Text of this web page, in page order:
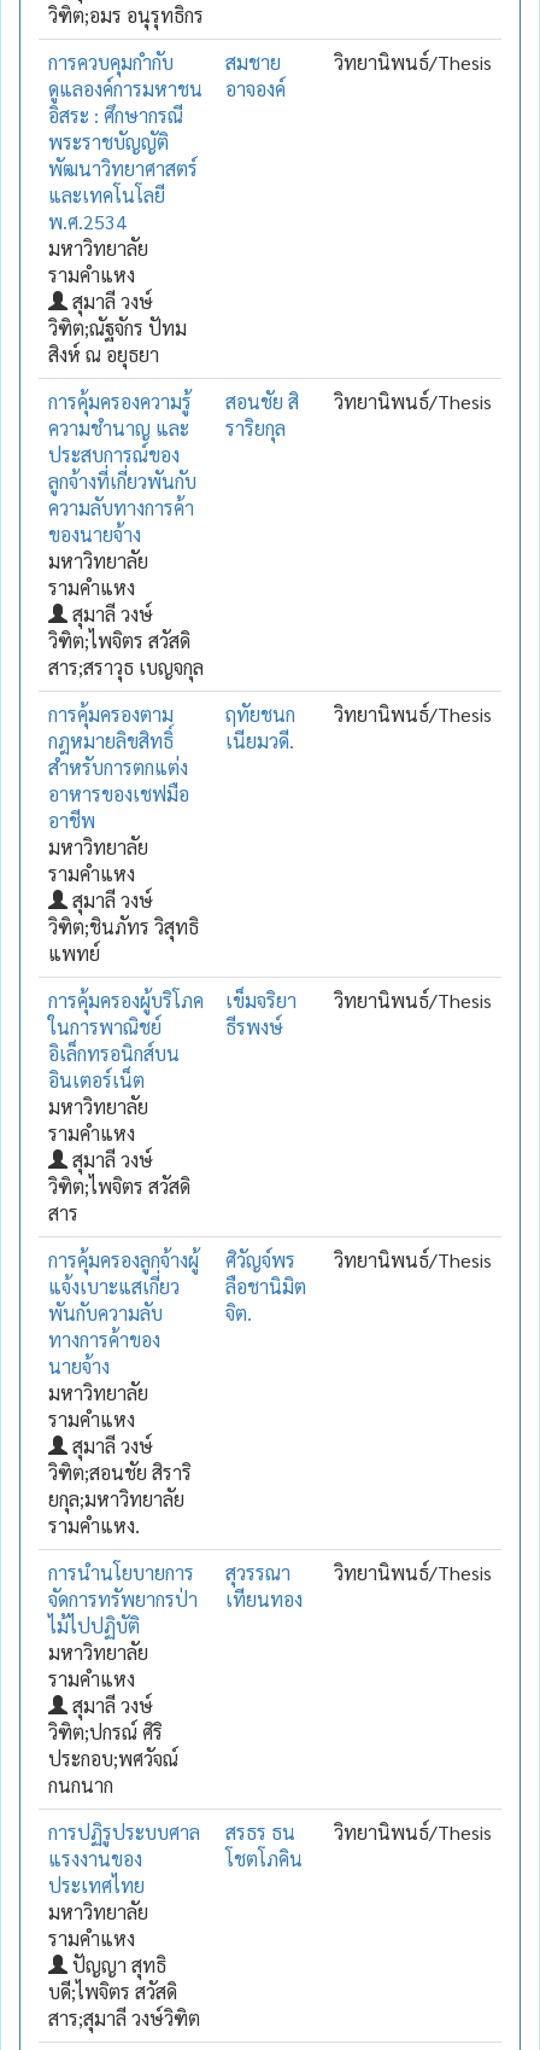
วิฑิต;อมร อนุรุทธิกร
การควบคุมกำกับ
ดูแลองค์การมหาชน
อิสระ : ศึกษากรณี
พระราชบัญญัติ
พัฒนาวิทยาศาสตร์
และเทคโนโลยี
พ.ศ.2534
มหาวิทยาลัย
รามคำแหง
สุมาลี วงษ์
วิฑิต;ณัฐจักร ปัทม
สิงห์ ณ อยุธยา
สมชาย
อาจองค์
วิทยานิพนธ์/Thesis
การคุ้มครองความรู้
ความชำนาญ และ
ประสบการณ์ของ
ลูกจ้างที่เกี่ยวพันกับ
ความลับทางการค้า
ของนายจ้าง
มหาวิทยาลัย
รามคำแหง
สุมาลี วงษ์
วิฑิต;ไพจิตร สวัสดิ
สาร;สราวุธ เบญจกุล
สอนชัย สิ
ราริยกุล
วิทยานิพนธ์/Thesis
การคุ้มครองตาม
กฎหมายลิขสิทธิ์
สำหรับการตกแต่ง
อาหารของเชฟมือ
อาชีพ
มหาวิทยาลัย
รามคำแหง
สุมาลี วงษ์
วิฑิต;ชินภัทร วิสุทธิ
แพทย์
ฤทัยชนก
เนียมวดี.
วิทยานิพนธ์/Thesis
การคุ้มครองผู้บริโภค
ในการพาณิชย์
อิเล็กทรอนิกส์บน
อินเตอร์เน็ต
มหาวิทยาลัย
รามคำแหง
สุมาลี วงษ์
วิฑิต;ไพจิตร สวัสดิ
สาร
เข็มจริยา
ธีรพงษ์
วิทยานิพนธ์/Thesis
การคุ้มครองลูกจ้างผู้
แจ้งเบาะแสเกี่ยว
พันกับความลับ
ทางการค้าของ
นายจ้าง
มหาวิทยาลัย
รามคำแหง
สุมาลี วงษ์
วิฑิต;สอนชัย สิราริ
ยกุล;มหาวิทยาลัย
รามคำแหง.
ศิวัญจ์พร
ลือชานิมิต
จิต.
วิทยานิพนธ์/Thesis
การนำนโยบายการ
จัดการทรัพยากรป่า
ไม้ไปปฏิบัติ
มหาวิทยาลัย
รามคำแหง
สุมาลี วงษ์
วิฑิต;ปกรณ์ ศิริ
ประกอบ;พศวัจณ์
กนกนาก
สุวรรณา
เทียนทอง
วิทยานิพนธ์/Thesis
การปฏิรูประบบศาล
แรงงานของ
ประเทศไทย
มหาวิทยาลัย
รามคำแหง
ปัญญา สุทธิ
บดี;ไพจิตร สวัสดิ
สาร;สุมาลี วงษ์วิฑิต
สรธร ธน
โชตโภคิน
วิทยานิพนธ์/Thesis